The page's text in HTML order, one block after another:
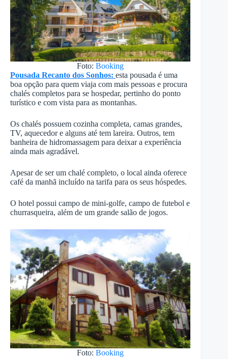
Foto:Booking
Pousada Recanto dos Sonhos: esta pousada é uma
boa opção para quem viaja com mais pessoas e procura
chalés completos para se hospedar, pertinho do ponto
turístico e com vista para as montanhas.
Os chalés possuem cozinha completa, camas grandes,
TV, aquecedor e alguns até tem lareira. Outros, tem
banheira de hidromassagem para deixar a experiência
ainda mais agradável.
Apesar de ser um chalé completo, o local ainda oferece
café da manhã incluído na tarifa para os seus hóspedes.
O hotel possui campo de mini-golfe, campo de futebol e
churrasqueira, além de um grande salão de jogos.
Foto:Booking